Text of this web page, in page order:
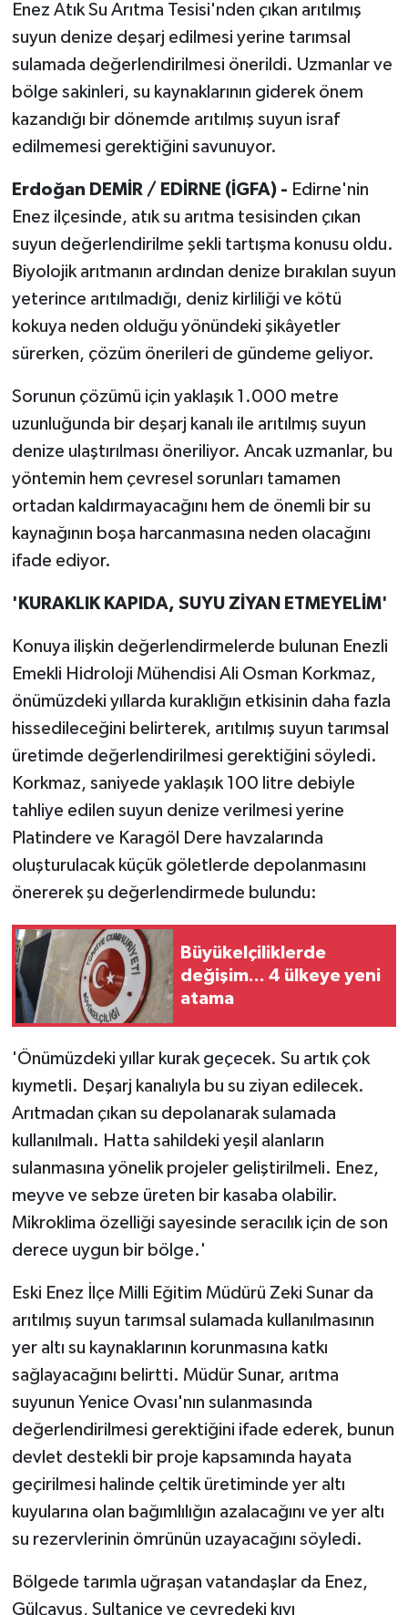
Enez Atık Su Arıtma Tesisi'nden çıkan arıtılmış
suyun denize deşarj edilmesi yerine tarımsal
sulamada değerlendirilmesi önerildi. Uzmanlar ve
bölge sakinleri, su kaynaklarının giderek önem
kazandığı bir dönemde arıtılmış suyun israf
edilmemesi gerektiğini savunuyor.
Erdoğan DEMİR / EDİRNE (İGFA) - Edirne'nin
Enez ilçesinde, atık su arıtma tesisinden çıkan
suyun değerlendirilme şekli tartışma konusu oldu.
Biyolojik arıtmanın ardından denize bırakılan suyun
yeterince arıtılmadığı, deniz kirliliği ve kötü
kokuya neden olduğu yönündeki şikâyetler
sürerken, çözüm önerileri de gündeme geliyor.
Sorunun çözümü için yaklaşık 1.000 metre
uzunluğunda bir deşarj kanalı ile arıtılmış suyun
denize ulaştırılması öneriliyor. Ancak uzmanlar, bu
yöntemin hem çevresel sorunları tamamen
ortadan kaldırmayacağını hem de önemli bir su
kaynağının boşa harcanmasına neden olacağını
ifade ediyor.
'KURAKLIK KAPIDA, SUYU ZİYAN ETMEYELİM'
Konuya ilişkin değerlendirmelerde bulunan Enezli
Emekli Hidroloji Mühendisi Ali Osman Korkmaz,
önümüzdeki yıllarda kuraklığın etkisinin daha fazla
hissedileceğini belirterek, arıtılmış suyun tarımsal
üretimde değerlendirilmesi gerektiğini söyledi.
Korkmaz, saniyede yaklaşık 100 litre debiyle
tahliye edilen suyun denize verilmesi yerine
Platindere ve Karagöl Dere havzalarında
oluşturulacak küçük göletlerde depolanmasını
önererek şu değerlendirmede bulundu:
Büyükelçiliklerde
değişim... 4 ülkeye yeni
atama
'Önümüzdeki yıllar kurak geçecek. Su artık çok
kıymetli. Deşarj kanalıyla bu su ziyan edilecek.
Arıtmadan çıkan su depolanarak sulamada
kullanılmalı. Hatta sahildeki yeşil alanların
sulanmasına yönelik projeler geliştirilmeli. Enez,
meyve ve sebze üreten bir kasaba olabilir.
Mikroklima özelliği sayesinde seracılık için de son
derece uygun bir bölge.'
Eski Enez İlçe Milli Eğitim Müdürü Zeki Sunar da
arıtılmış suyun tarımsal sulamada kullanılmasının
yer altı su kaynaklarının korunmasına katkı
sağlayacağını belirtti. Müdür Sunar, arıtma
suyunun Yenice Ovası'nın sulanmasında
değerlendirilmesi gerektiğini ifade ederek, bunun
devlet destekli bir proje kapsamında hayata
geçirilmesi halinde çeltik üretiminde yer altı
kuyularına olan bağımlılığın azalacağını ve yer altı
su rezervlerinin ömrünün uzayacağını söyledi.
Bölgede tarımla uğraşan vatandaşlar da Enez,
Gülçavuş, Sultaniçe ve çevredeki kıyı